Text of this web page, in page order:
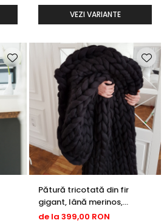
VEZI VARIANTE
Pătură tricotată din fir
gigant, lână merinos,
neagră
de la 399,00 RON